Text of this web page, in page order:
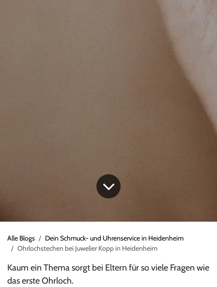
Alle Blogs
Dein Schmuck- und Uhrenservice in Heidenheim
Ohrlochstechen bei Juwelier Kopp in Heidenheim
Kaum ein Thema sorgt bei Eltern für so viele Fragen wie
das erste Ohrloch.